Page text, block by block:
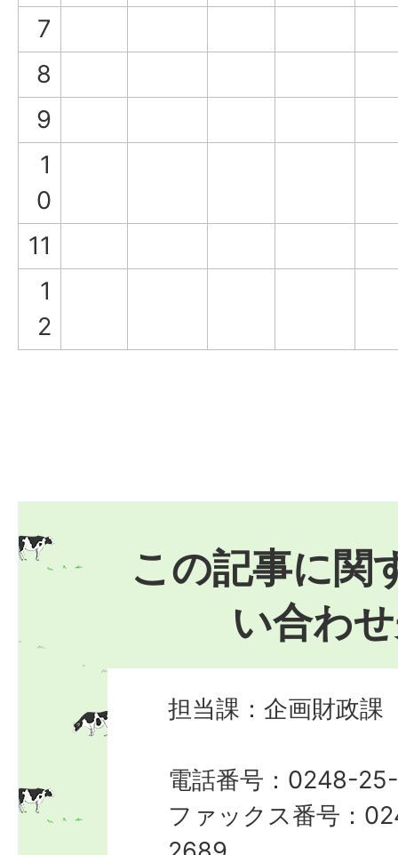
7
8
9
1
0
11
1
2
この記事に関
い合わ
担当課：企画財政課
電話番号：0248-
ファックス番号：